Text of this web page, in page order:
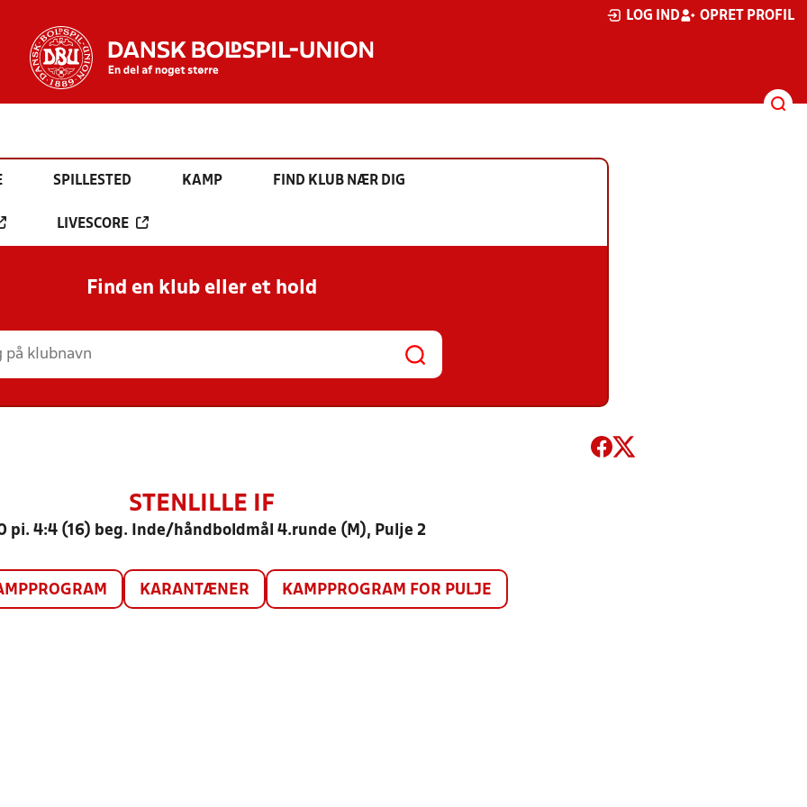
LOG IND OPRET PROFIL
SPILLESTED KAMP FIND KLUB NÆR DIG
LIVESCORE
Find en klub eller et hold
STENLILLE IF
pi. 4:4 (16) beg. Inde/håndboldmål 4.runde (M), Pulje 2
KARANTÆNER KAMPPROGRAM FOR PULJE